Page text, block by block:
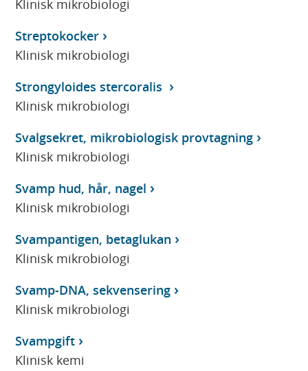
Klinisk mikrobiologi
Streptokocker
Klinisk mikrobiologi
Strongyloides stercoralis
Klinisk mikrobiologi
Svalgsekret, mikrobiologisk provtagning
Klinisk mikrobiologi
Svamp hud, hår, nagel
Klinisk mikrobiologi
Svampantigen, betaglukan
Klinisk mikrobiologi
Svamp-DNA, sekvensering
Klinisk mikrobiologi
Svampgift
Klinisk kemi